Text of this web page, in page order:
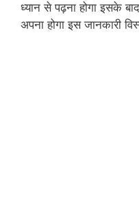
ध्यान से पढ़ना होगा इसके
अपना होगा इस जानकारी